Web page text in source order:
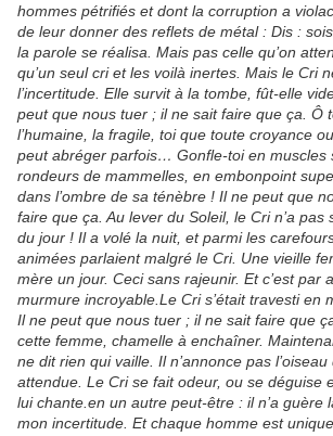
hommes pétrifiés et dont la corruption a
de leur donner des reflets de métal : Dis :
la parole se réalisa. Mais pas celle qu’on
qu’un seul cri et les voilà inertes. Mais le Cri
l’incertitude. Elle survit à la tombe, fût-elle
peut que nous tuer ; il ne sait faire que ça. Ô
l’humaine, la fragile, toi que toute croyance
peut abréger parfois… Gonfle-toi en muscles
rondeurs de mammelles, en embonpoint
dans l’ombre de sa ténèbre ! Il ne peut que
faire que ça. Au lever du Soleil, le Cri n’a pas
du jour ! Il a volé la nuit, et parmi les
animées parlaient malgré le Cri. Une vieille
mère un jour. Ceci sans rajeunir. Et c’est par
murmure incroyable.Le Cri s’était travesti en
Il ne peut que nous tuer ; il ne sait faire que
cette femme, chamelle à enchaîner.
ne dit rien qui vaille. Il n’annonce pas
attendue. Le Cri se fait odeur, ou se déguise
lui chante.en un autre peut-être : il n’a guère
mon incertitude. Et chaque homme est